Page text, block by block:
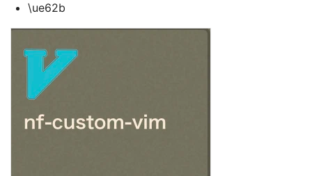
\ue62b